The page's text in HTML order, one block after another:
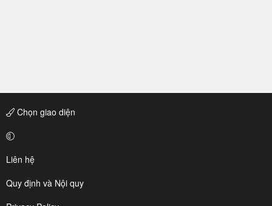
Chọn giao diện
Liên hệ
Quy định và Nội quy